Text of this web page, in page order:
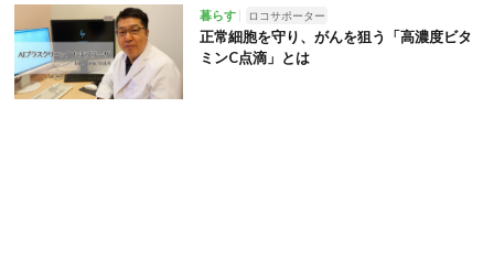
暮らす ロコサポーター
正常細胞を守り、がんを狙う「高濃度ビタ
ミンC点滴」とは